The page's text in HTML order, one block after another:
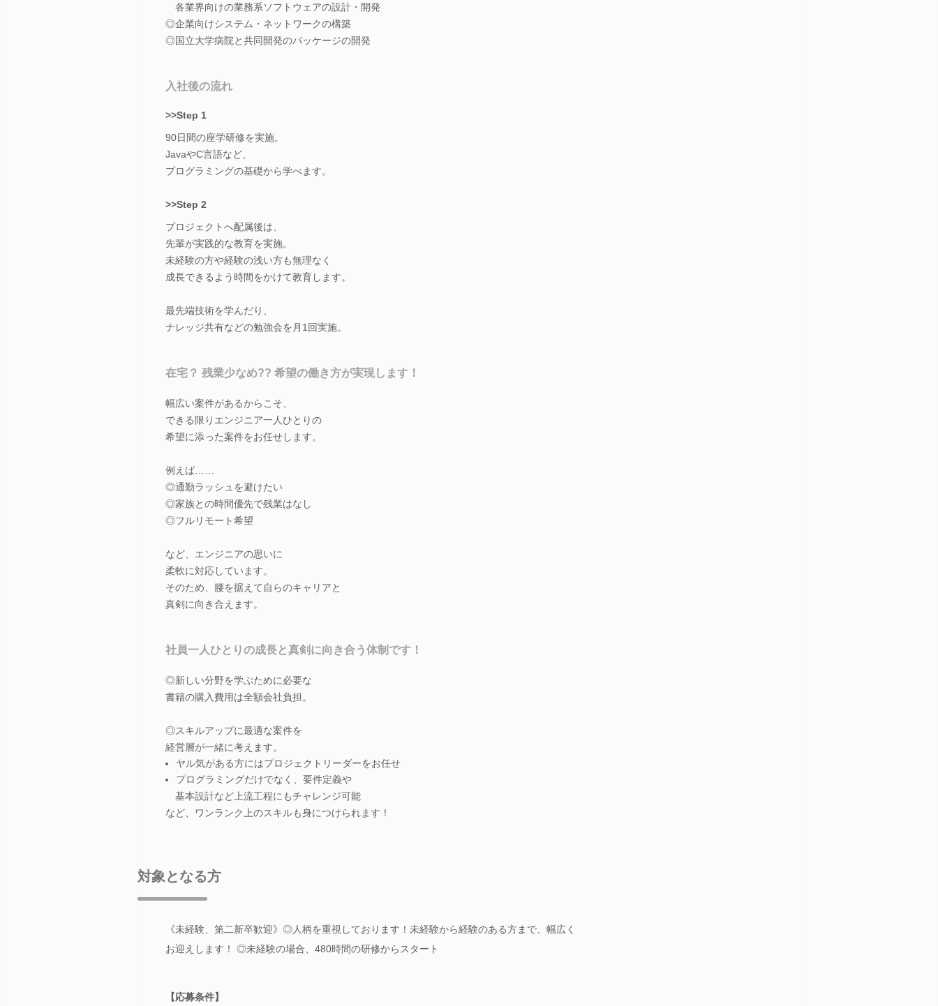
各業界向けの業務系ソフトウェアの設計・開発
◎企業向けシステム・ネットワークの構築
◎国立大学病院と共同開発のパッケージの開発
入社後の流れ
>>Step 1
90日間の座学研修を実施。
JavaやC言語など、
プログラミングの基礎から学べます。
>>Step 2
プロジェクトへ配属後は、
先輩が実践的な教育を実施。
未経験の方や経験の浅い方も無理なく
成長できるよう時間をかけて教育します。
最先端技術を学んだり、
ナレッジ共有などの勉強会を月1回実施。
在宅？ 残業少なめ?? 希望の働き方が実現します！
幅広い案件があるからこそ、
できる限りエンジニア一人ひとりの
希望に添った案件をお任せします。
例えば……
◎通勤ラッシュを避けたい
◎家族との時間優先で残業はなし
◎フルリモート希望
など、エンジニアの思いに
柔軟に対応しています。
そのため、腰を据えて自らのキャリアと
真剣に向き合えます。
社員一人ひとりの成長と真剣に向き合う体制です！
◎新しい分野を学ぶために必要な
書籍の購入費用は全額会社負担。
◎スキルアップに最適な案件を
経営層が一緒に考えます。
ヤル気がある方にはプロジェクトリーダーをお任せ
プログラミングだけでなく、要件定義や
基本設計など上流工程にもチャレンジ可能
など、ワンランク上のスキルも身につけられます！
対象となる方
《未経験、第二新卒歓迎》◎人柄を重視しております！未経験から経験のある方まで、幅広く
お迎えします！ ◎未経験の場合、480時間の研修からスタート
【応募条件】